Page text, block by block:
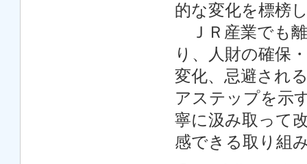
的な変化を標榜
ＪＲ産業でも
り、人財の確保
変化、忌避され
アステップを示
寧に汲み取って
感できる取り組